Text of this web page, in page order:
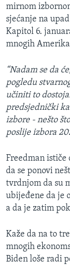
mirnom
sjećanje na
Kapitol 6.
mnogih
“Nadam se da
pogledu
učiniti to
predsjednički
izbore - nešto
poslije izbora
Freedman ističe
da se ponovi
tvrdnjom da su
ubijeđene da je
a da je zatim
Kaže da na to
mnogih
Biden loše radi